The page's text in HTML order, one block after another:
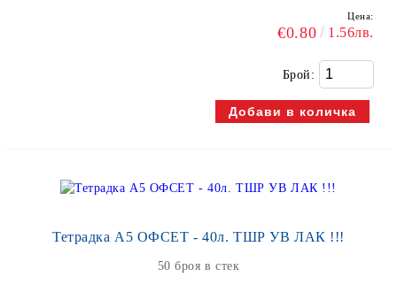
Цена:
€0.80 1.56лв.
Брой:
Тетрадка А5 ОФСЕТ - 40л. ТШР УВ ЛАК !!!
50 броя в стек